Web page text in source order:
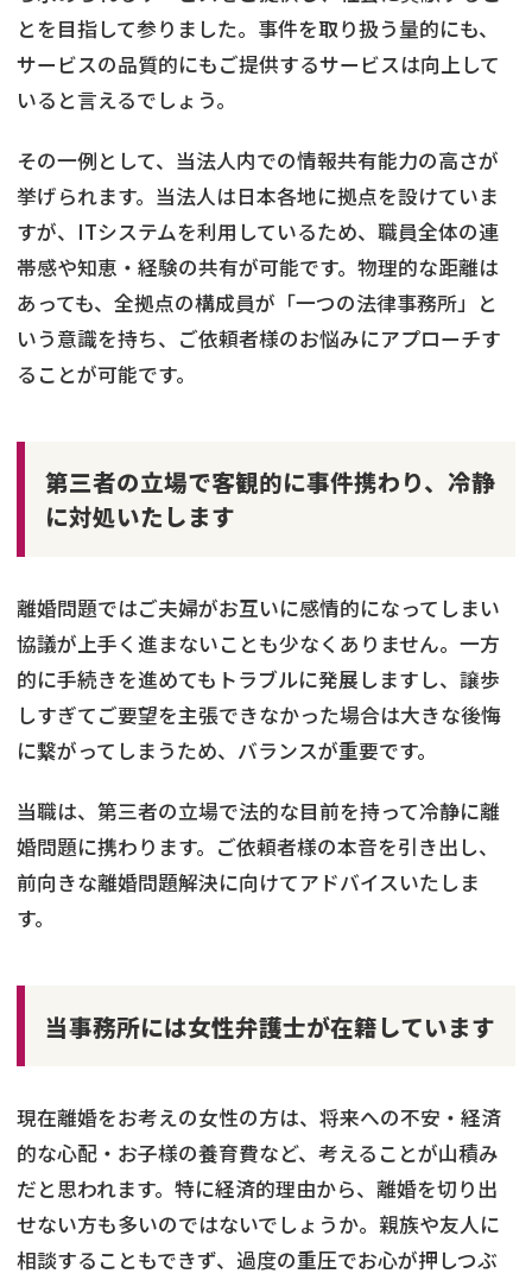
とを目指して参りました。事件を取り扱う量的にも、
サービスの品質的にもご提供するサービスは向上して
いると言えるでしょう。
その一例として、当法人内での情報共有能力の高さが
挙げられます。当法人は日本各地に拠点を設けていま
すが、ITシステムを利用しているため、職員全体の連
帯感や知恵・経験の共有が可能です。物理的な距離は
あっても、全拠点の構成員が「一つの法律事務所」と
いう意識を持ち、ご依頼者様のお悩みにアプローチす
ることが可能です。
第三者の立場で客観的に事件携わり、冷静
に対処いたします
離婚問題ではご夫婦がお互いに感情的になってしまい
協議が上手く進まないことも少なくありません。一方
的に手続きを進めてもトラブルに発展しますし、譲歩
しすぎてご要望を主張できなかった場合は大きな後悔
に繋がってしまうため、バランスが重要です。
当職は、第三者の立場で法的な目前を持って冷静に離
婚問題に携わります。ご依頼者様の本音を引き出し、
前向きな離婚問題解決に向けてアドバイスいたしま
す。
当事務所には女性弁護士が在籍しています
現在離婚をお考えの女性の方は、将来への不安・経済
的な心配・お子様の養育費など、考えることが山積み
だと思われます。特に経済的理由から、離婚を切り出
せない方も多いのではないでしょうか。親族や友人に
相談することもできず、過度の重圧でお心が押しつぶ